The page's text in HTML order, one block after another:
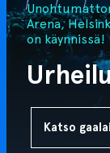
Arena,
on käynnissä!
Katso